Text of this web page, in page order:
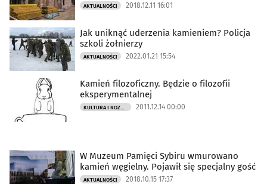
AKTUALNOŚCI 2018.12.11 16:01
Jak uniknąć uderzenia kamieniem? Policja
szkoli żołnierzy
AKTUALNOŚCI 2022.01.21 15:54
Kamień filozoficzny. Będzie o filozofii
eksperymentalnej
KULTURA I ROZRYWKA 2011.12.14 00:00
W Muzeum Pamięci Sybiru wmurowano
kamień węgielny. Pojawił się specjalny gość
AKTUALNOŚCI 2018.10.15 17:37